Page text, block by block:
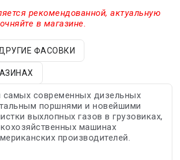
рекомендованной, актуальную
в магазине.
ФАСОВКИ
самых современных дизельных
поршнями и новейшими
выхлопных газов в грузовиках,
машинах
производителей.